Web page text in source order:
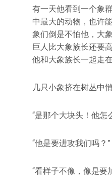
有一天他看到一个象
中最大的动物，也许
象们倒是不怕他，大
巨人比大象族长还要
他和大象族长一起走
几只小象挤在树丛中
“是那个大块头！他怎
“他是要进攻我们吗？”
“看样子不像，像是要